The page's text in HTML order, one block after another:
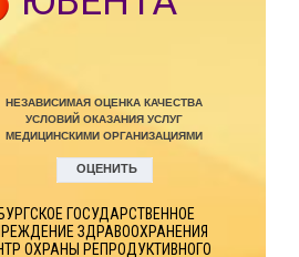
ГОСУДАРСТВЕННОЕ
ЗДРАВООХРАНЕНИЯ
ОХРАНЫ РЕПРОДУКТИВНОГО